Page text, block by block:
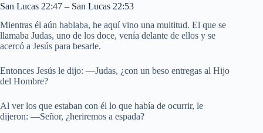
San Lucas 22:47 – San Lucas 22:53
Mientras él aún hablaba, he aquí vino una multitud. El que se
llamaba Judas, uno de los doce, venía delante de ellos y se
acercó a Jesús para besarle.
Entonces Jesús le dijo: —Judas, ¿con un beso entregas al Hijo
del Hombre?
Al ver los que estaban con él lo que había de ocurrir, le
dijeron: —Señor, ¿heriremos a espada?